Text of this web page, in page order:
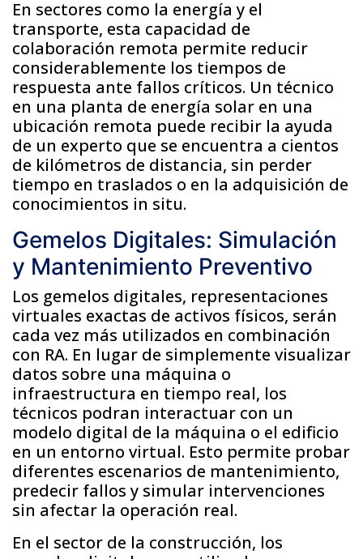
En sectores como la energía y el
transporte, esta capacidad de
colaboración remota permite reducir
considerablemente los tiempos de
respuesta ante fallos críticos. Un técnico
en una planta de energía solar en una
ubicación remota puede recibir la ayuda
de un experto que se encuentra a cientos
de kilómetros de distancia, sin perder
tiempo en traslados o en la adquisición de
conocimientos in situ.
Gemelos Digitales: Simulación
y Mantenimiento Preventivo
Los gemelos digitales, representaciones
virtuales exactas de activos físicos, serán
cada vez más utilizados en combinación
con RA. En lugar de simplemente visualizar
datos sobre una máquina o
infraestructura en tiempo real, los
técnicos podran interactuar con un
modelo digital de la máquina o el edificio
en un entorno virtual. Esto permite probar
diferentes escenarios de mantenimiento,
predecir fallos y simular intervenciones
sin afectar la operación real.
En el sector de la construcción, los